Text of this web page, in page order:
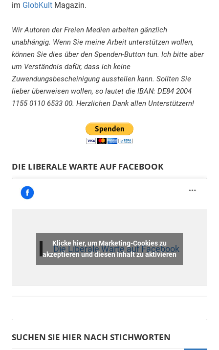
im GlobKult Magazin.
Wir Autoren der Freien Medien arbeiten gänzlich
unabhängig. Wenn Sie meine Arbeit unterstützen wollen,
können Sie dies über den Spenden-Button tun. Ich bitte aber
um Verständnis dafür, dass ich keine
Zuwendungsbescheinigung ausstellen kann. Sollten Sie
lieber überweisen wollen, so lautet die IBAN: DE84 2004
1155 0110 6533 00. Herzlichen Dank allen Unterstützern!
DIE LIBERALE WARTE AUF FACEBOOK
Die Liberale Warte auf Facebook
Klicke hier, um Marketing-Cookies zu
akzeptieren und diesen Inhalt zu aktivieren
SUCHEN SIE HIER NACH STICHWORTEN